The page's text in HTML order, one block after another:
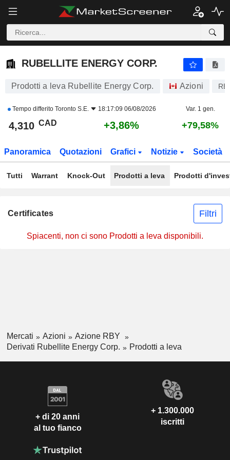
RUBELLITE ENERGY CORP.
RUBELLITE ENERGY CORP.
Prodotti a leva Rubellite Energy Corp. Azioni
Tempo differito Toronto S.E. 18:17:09 06/08/2026 Var. 1 gen.
4,310 CAD +3,86% +79,58%
Panoramica Quotazioni Grafici Notizie Società
Tutti Warrant Knock-Out Prodotti a leva Prodotti
Certificates Filtri
Spiacenti, non ci sono Prodotti a leva disponibili.
Mercati Azioni
Azione RBY
Derivati Rubellite Energy Corp.
Prodotti a leva
+ di 20 anni
al tuo fianco
+ 1.300.000
iscritti